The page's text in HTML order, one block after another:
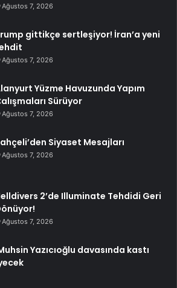
Ağustos 7, 2026
gittikçe sertleşiyor! İran’a yeni
Ağustos 7, 2026
Yüzme Havuzunda Yapım
Sürüyor
Ağustos 7, 2026
Siyaset Mesajları
Ağustos 7, 2026
2’de Illuminate Tehdidi Geri
Ağustos 7, 2026
Yazıcıoğlu davasında kastı